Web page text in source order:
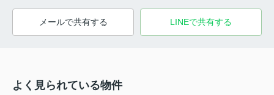
メールで共有する LINEで共有する
よく見られている物件